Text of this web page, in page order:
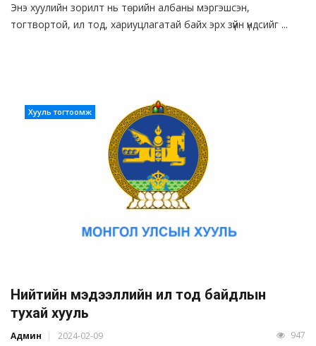
Энэ хуулийн зорилт нь төрийн албаны мэргэшсэн,
тогтвортой, ил тод, хариуцлагатай байх эрх зүйн үндсийг ...
Хууль тогтоомж
Нийтийн мэдээллийн ил тод байдлын
тухай хууль
Админ 2024-02-09 947